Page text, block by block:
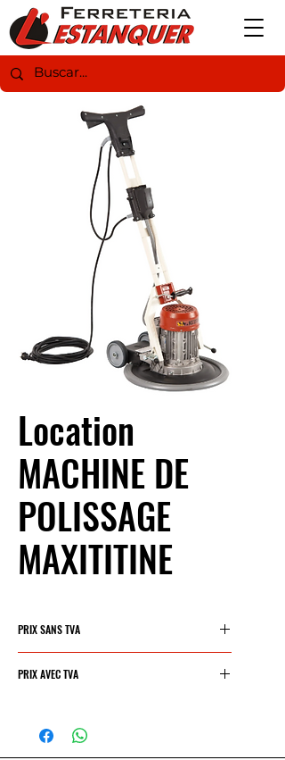
Location
MACHINE DE
POLISSAGE
MAXITITINE
PRIX SANS TVA
PRIX AVEC TVA